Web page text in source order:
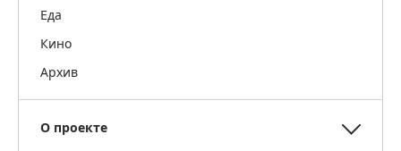
Еда
Кино
Архив
О проекте